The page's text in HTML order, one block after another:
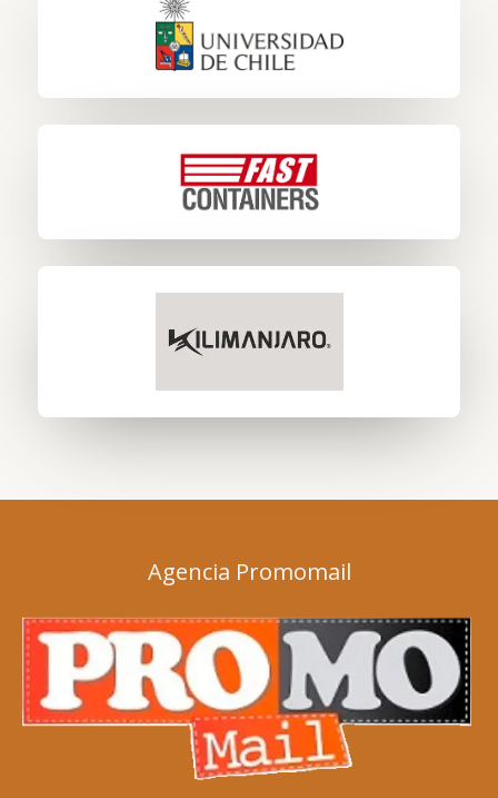
Agencia Promomail